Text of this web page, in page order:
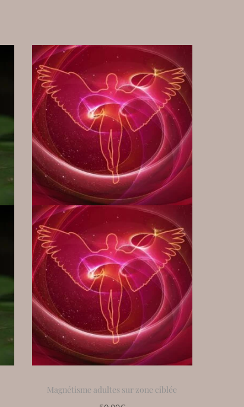
Magnétisme adultes sur zone ciblée